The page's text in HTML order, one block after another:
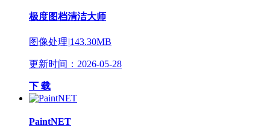
极度图档清洁大师
图像处理|143.30MB
更新时间：2026-05-28
下 载
PaintNET